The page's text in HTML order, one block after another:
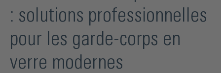
: solutions professionnelles
pour les garde-corps en
verre modernes